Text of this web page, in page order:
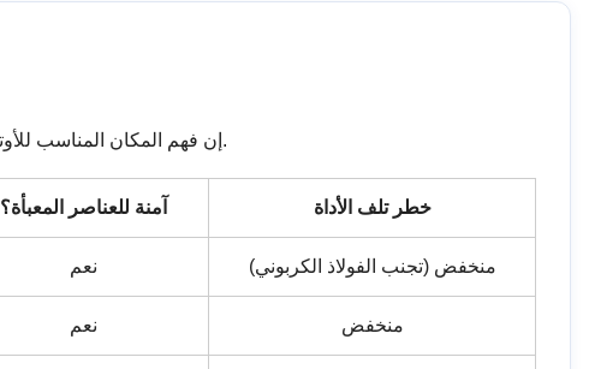
إن فهم المكان المناسب للأوتوكلاف بين تقنيات التعقيم الأخرى يتطلب النظر إلى الصورة الكاملة - درجات الحرارة، وأوقات الدورات، وتوافق الأجهزة، والقيود.
آمنة للعناصر المعبأة؟ خطر تلف الأداة
نعم منخفض (تجنب الفولاذ الكربوني)
نعم منخفض